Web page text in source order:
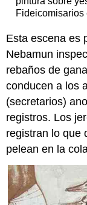
Esta escena es
Nebamun
rebaños de
conducen a los
(secretarios)
registros. Los
registran lo que
pelean en la